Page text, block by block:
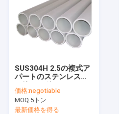
SUS304H 2.5の複式ア
パートのステンレス鋼
ASTM
価格:negotiable
MOQ:5トン
最新価格を得る